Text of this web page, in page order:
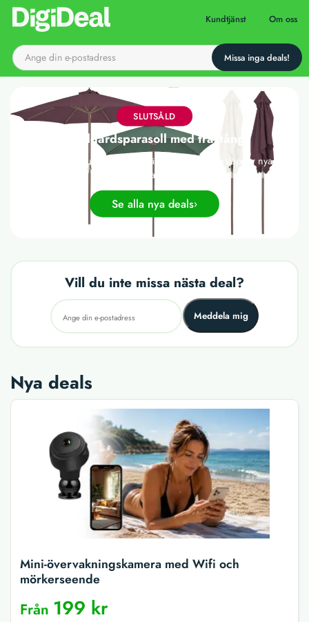
Till startsidan Kundtjänst Om oss
SLUTSÅLD
Trädgårdsparasoll med trästång
Det här erbjudandet har tyvärr gått ut, men vi släpper nya
deals varje dag!
Se alla nya deals
Vill du inte missa nästa deal?
Meddela mig
Nya deals
Mini-övervakningskamera med Wifi och
mörkerseende
Från 199 kr